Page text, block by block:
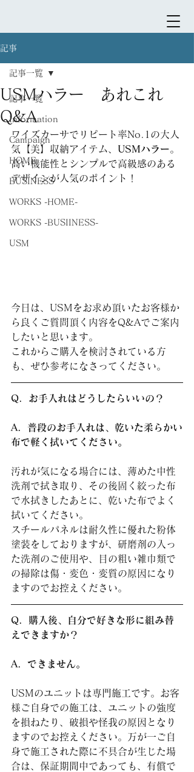
記事
記事一覧
Information
Campaign
HOME
BUSINESS
WORKS -HOME-
WORKS -BUSIINESS-
USM
記事一覧
USMハラー あれこれ
Q&A
ワイズカーサでリピート率No.1の大人
気【美】収納アイテム、 USMハラー。
高い機能性とシンプルで高級感のある
デザインが人気のポイント！
今日は、USMをお求め頂いたお客様か
ら良くご質問頂く内容をQ&Aでご案内
したいと思います。
これからご購入を検討されている方
も、ぜひ参考になさってください。
Q．お手入れはどうしたらいいの？
A．普段のお手入れは、乾いた柔らかい
布で軽く拭いてください。
汚れが気になる場合には、薄めた中性
洗剤で拭き取り、その後固く絞った布
で水拭きしたあとに、乾いた布でよく
拭いてください。
スチールパネルは耐久性に優れた粉体
塗装をしておりますが、研磨剤の入っ
た洗剤のご使用や、目の粗い雑巾類で
の掃除は傷・変色・変質の原因になり
ますのでお控えください。
Q．購入後、自分で好きな形に組み替
えできますか？
A．できません。
USMのユニットは専門施工です。お客
様ご自身での施工は、ユニットの強度
を損ねたり、破損や怪我の原因となり
ますのでお控えください。万が一ご自
身で施工された際に不具合が生じた場
合は、保証期間中であっても、有償で